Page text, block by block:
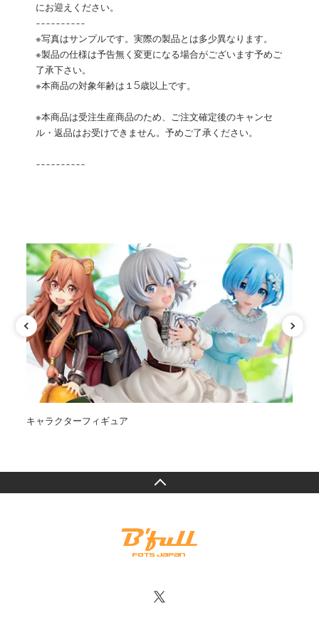
にお迎えください。
----------
※写真はサンプルです。実際の製品とは多少異なります。
※製品の仕様は予告無く変更になる場合がございます予めご
了承下さい。
※本商品の対象年齢は１5歳以上です。
※本商品は受注生産商品のため、ご注文確定後のキャンセ
ル・返品はお受けできません。予めご了承ください。
----------
カテゴリ
キャラクターフィギュア